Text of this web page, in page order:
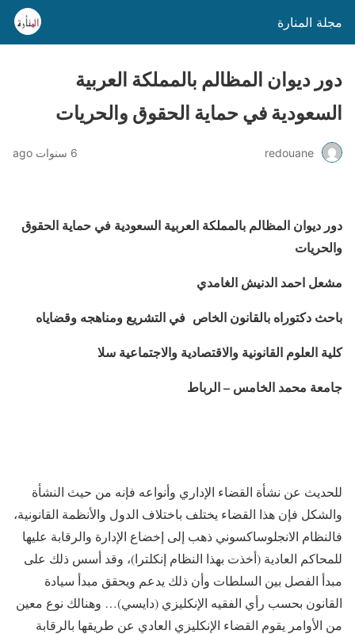
مجلة المنارة
دور ديوان المظالم بالمملكة العربية
السعودية في حماية الحقوق والحريات
redouane 6 سنوات ago
دور ديوان المظالم بالمملكة العربية السعودية في حماية الحقوق
والحريات
مشعل احمد الدنيش الغامدي
باحث دكتوراه بالقانون الخاص في التشريع ومناهجه وقضاياه
كلية العلوم القانونية والاقتصادية والاجتماعية سلا
جامعة محمد الخامس – الرباط
للحديث عن نشأة القضاء الإداري وأنواعه فإنه من حيث النشأة
والشكل فإن هذا القضاء يختلف باختلاف الدول والأنظمة القانونية،
فالنظام الانجلوساكسوني ذهب إلى إخضاع الإدارة والرقابة عليها
للمحاكم العادية (أخذت بهذا النظام إنكلترا)، وقد أسس ذلك على
مبدأ الفصل بين السلطات وأن ذلك يدعم ويحقق مبدأ سيادة
القانون بحسب رأي الفقيه الإنكليزي (دايسي)… وهنالك نوع معين
من الأوامر يقوم القضاء الإنكليزي العادي عن طريقها بالرقابة